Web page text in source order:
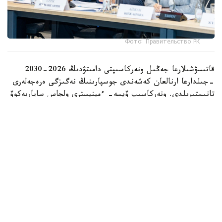
Фото: Правительство РК
قاتىسۋشىلارعا جەڭىل ونەركاسىپتى دامىتۋدىڭ 2026-2030
-جىلدارعا ارنالعان كەشەندى جوسپارىنىڭ نەگىزگى ەرەجەلەرى
تانىستىرىلدى. ونەركاسىپ ۆيسە- ءمينيسترى ولجاس ساپاربەكوۆ